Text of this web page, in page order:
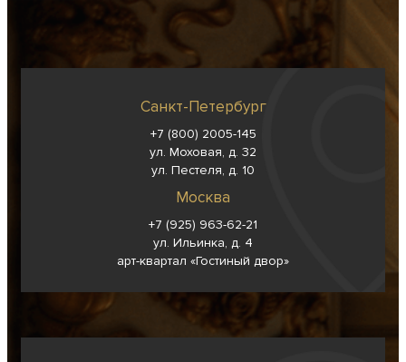
Санкт-Петербург
+7 (800) 2005-145
ул. Моховая, д. 32
ул. Пестеля, д. 10
Москва
+7 (925) 963-62-21
ул. Ильинка, д. 4
арт-квартал «Гостиный двор»